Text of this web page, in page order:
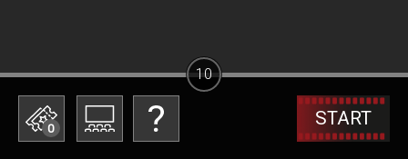
0 START
10